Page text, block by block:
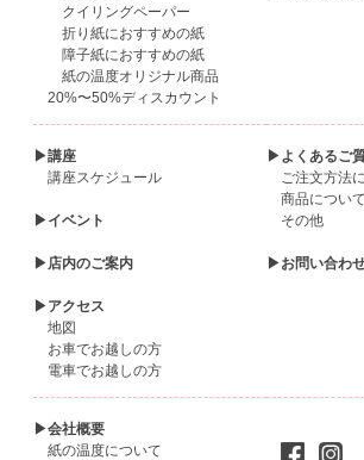
クイリングペーパー
折り紙におすすめの紙
障子紙におすすめの紙
紙の温度オリジナル商品
20%〜50%ディスカウント
▶講座
講座スケジュール
▶イベント
▶店内のご案内
▶アクセス
地図
お車でお越しの方
電車でお越しの方
▶よくあるご
ご注文方法
商品について
その他
▶お問い合わ
▶会社概要
紙の温度について